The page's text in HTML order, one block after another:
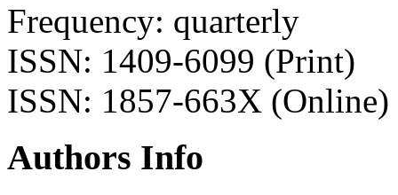
Frequency: quarterly
ISSN: 1409-6099 (Print)
ISSN: 1857-663X (Online)
Authors Info